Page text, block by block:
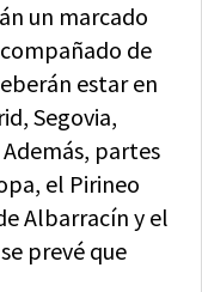
un marcado
de
estar en
Segovia,
partes
el Pirineo
Albarracín y el
prevé que